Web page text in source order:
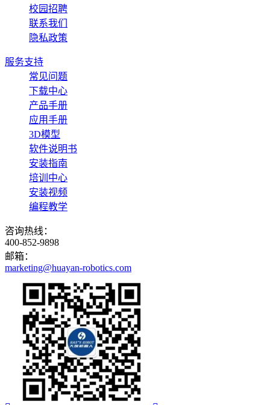
校园招聘
联系我们
隐私政策
服务支持
常见问题
下载中心
产品手册
应用手册
3D模型
软件说明书
安装指南
培训中心
安装视频
编程教学
咨询热线：
400-852-9898
邮箱：
marketing@huayan-robotics.com